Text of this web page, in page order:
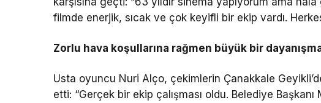
filmde enerjik, sıcak ve çok keyifli bir ekip vardı.
Zorlu hava koşullarına rağmen büyük bir
Usta oyuncu Nuri Alço, çekimlerin Çanakkale
etti: “Gerçek bir ekip çalışması oldu. Belediye Başkanı